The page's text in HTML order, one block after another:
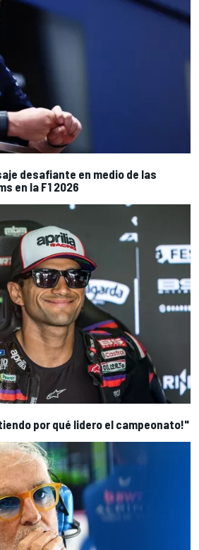
desafiante en medio de las
en la F1 2026
por qué lidero el campeonato!"